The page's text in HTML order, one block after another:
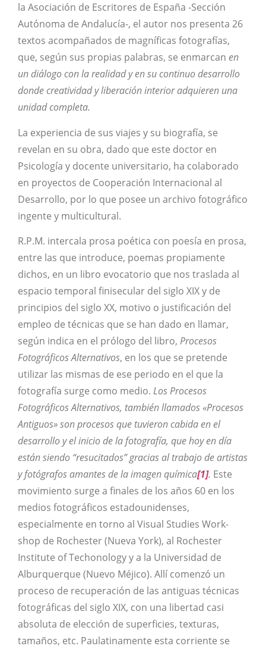
la Asociación de Escritores de España -Sección
Autónoma de Andalucía-, el autor nos presenta 26
textos acompañados de magníficas fotografías,
que, según sus propias palabras, se enmarcan en
un diálogo con la realidad y en su continuo desarrollo
donde creatividad y liberación interior adquieren una
unidad completa.
La experiencia de sus viajes y su biografía, se
revelan en su obra, dado que este doctor en
Psicología y docente universitario, ha colaborado
en proyectos de Cooperación Internacional al
Desarrollo, por lo que posee un archivo fotográfico
ingente y multicultural.
R.P.M. intercala prosa poética con poesía en prosa,
entre las que introduce, poemas propiamente
dichos, en un libro evocatorio que nos traslada al
espacio temporal finisecular del siglo XIX y de
principios del siglo XX, motivo o justificación del
empleo de técnicas que se han dado en llamar,
según indica en el prólogo del libro, Procesos
Fotográficos Alternativos, en los que se pretende
utilizar las mismas de ese periodo en el que la
fotografía surge como medio. Los Procesos
Fotográficos Alternativos, también llamados «Procesos
Antiguos» son procesos que tuvieron cabida en el
desarrollo y el inicio de la fotografía, que hoy en día
están siendo “resucitados” gracias al trabajo de artistas
y fotógrafos amantes de la imagen química[1]. Este
movimiento surge a finales de los años 60 en los
medios fotográficos estadounidenses,
especialmente en torno al Visual Studies Work-
shop de Rochester (Nueva York), al Rochester
Institute of Techonology y a la Universidad de
Alburquerque (Nuevo Méjico). Allí comenzó un
proceso de recuperación de las antiguas técnicas
fotográficas del siglo XIX, con una libertad casi
absoluta de elección de superficies, texturas,
tamaños, etc. Paulatinamente esta corriente se